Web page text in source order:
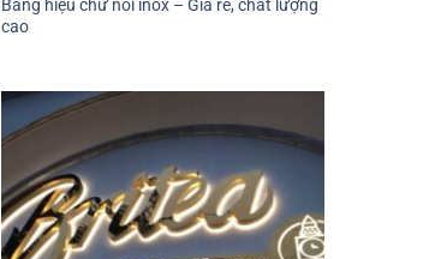
Bảng hiệu chữ nổi inox – Giá rẻ, chất lượng
cao